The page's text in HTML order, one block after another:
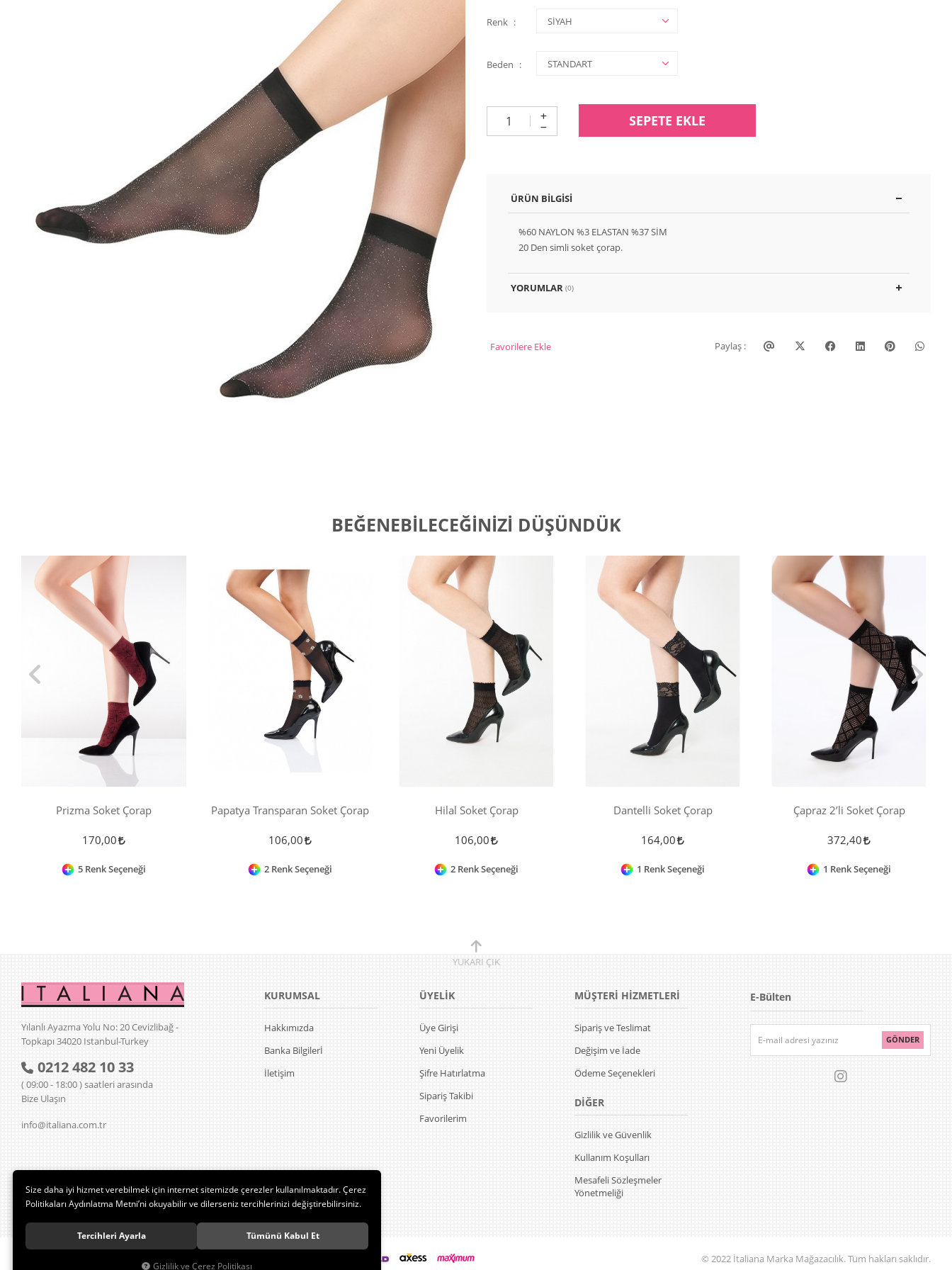
Renk
Beden
SEPETE EKLE
ÜRÜN BILGISI
%60 NAYLON %3 ELASTAN %37 SİM
20 Den simli soket çorap.
YORUMLAR (0)
Favorilere Ekle Paylaş :
BEĞENEBILECEĞINIZI DÜŞÜNDÜK
Prizma Soket Çorap
170,00
5 Renk Seçeneği
Papatya Transparan Soket Çorap
106,00
2 Renk Seçeneği
Hilal Soket Çorap
106,00
2 Renk Seçeneği
Dantelli Soket Çorap
164,00
1 Renk Seçeneği
Çapraz 2’li Soket Çorap
372,40
1 Renk Seçeneği
YUKARI ÇIK
Yılanlı Ayazma Yolu No: 20 Cevizlibağ -
Topkapı 34020 Istanbul-Turkey
0212 482 10 33
( 09:00 - 18:00 ) saatleri arasında
Bize Ulaşın
info@italiana.com.tr
KURUMSAL
Hakkımızda
Banka Bilgilerİ
İletişim
ÜYELİK
Üye Girişi
Yeni Üyelik
Şifre Hatırlatma
Sipariş Takibi
Favorilerim
MÜŞTERİ HİZMETLERİ
Sipariş ve Teslimat
Değişim ve İade
Ödeme Seçenekleri
DİĞER
Gizlilik ve Güvenlik
Kullanım Koşulları
Mesafeli Sözleşmeler
Yönetmeliği
E-Bülten
GÖNDER
© 2022 İtaliana Marka Mağazacılık. Tüm hakları saklıdır.
Size daha iyi hizmet verebilmek için internet sitemizde çerezler kullanılmaktadır. Çerez
Politikaları Aydınlatma Metni’ni okuyabilir ve dilerseniz tercihlerinizi değiştirebilirsiniz.
Tercihleri Ayarla Tümünü Kabul Et
Gizlilik ve Çerez Politikası